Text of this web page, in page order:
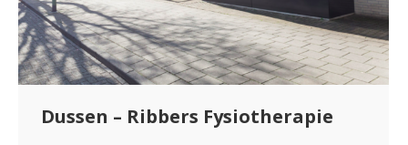
Dussen – Ribbers Fysiotherapie